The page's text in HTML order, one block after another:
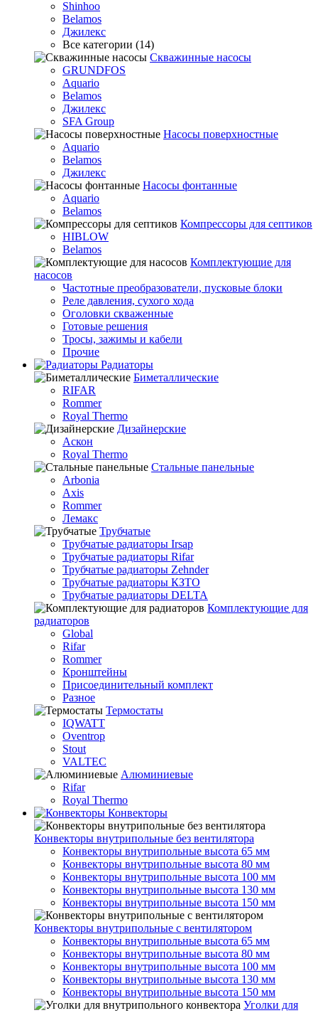
Shinhoo
Belamos
Джилекс
Все категории (14)
Скважинные насосы
GRUNDFOS
Aquario
Belamos
Джилекс
SFA Group
Насосы поверхностные
Aquario
Belamos
Джилекс
Насосы фонтанные
Aquario
Belamos
Компрессоры для септиков
HIBLOW
Belamos
Комплектующие для
насосов
Частотные преобразователи, пусковые блоки
Реле давления, сухого хода
Оголовки скваженные
Готовые решения
Тросы, зажимы и кабели
Прочие
Радиаторы
Биметаллические
RIFAR
Rommer
Royal Thermo
Дизайнерские
Аскон
Royal Thermo
Стальные панельные
Arbonia
Axis
Rommer
Лемакс
Трубчатые
Трубчатые радиаторы Irsap
Трубчатые радиаторы Rifar
Трубчатые радиаторы Zehnder
Трубчатые радиаторы КЗТО
Трубчатые радиаторы DELTA
Комплектующие для
радиаторов
Global
Rifar
Rommer
Кронштейны
Присоединительный комплект
Разное
Термостаты
IQWATT
Oventrop
Stout
VALTEC
Алюминиевые
Rifar
Royal Thermo
Конвекторы
Конвекторы внутрипольные без вентилятора
Конвекторы внутрипольные высота 65 мм
Конвекторы внутрипольные высота 80 мм
Конвекторы внутрипольные высота 100 мм
Конвекторы внутрипольные высота 130 мм
Конвекторы внутрипольные высота 150 мм
Конвекторы внутрипольные с вентилятором
Конвекторы внутрипольные высота 65 мм
Конвекторы внутрипольные высота 80 мм
Конвекторы внутрипольные высота 100 мм
Конвекторы внутрипольные высота 130 мм
Конвекторы внутрипольные высота 150 мм
Уголки для